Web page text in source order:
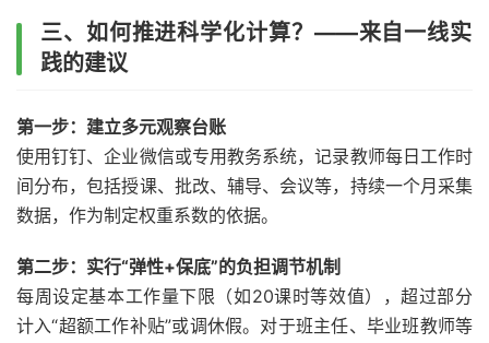
三、如何推进科学化计算？——来自一线实
践的建议
第一步：建立多元观察台账
使用钉钉、企业微信或专用教务系统，记录教师每日工作时
间分布，包括授课、批改、辅导、会议等，持续一个月采集
数据，作为制定权重系数的依据。
第二步：实行“弹性+保底”的负担调节机制
每周设定基本工作量下限（如20课时等效值），超过部分
计入“超额工作补贴”或调休假。对于班主任、毕业班教师等